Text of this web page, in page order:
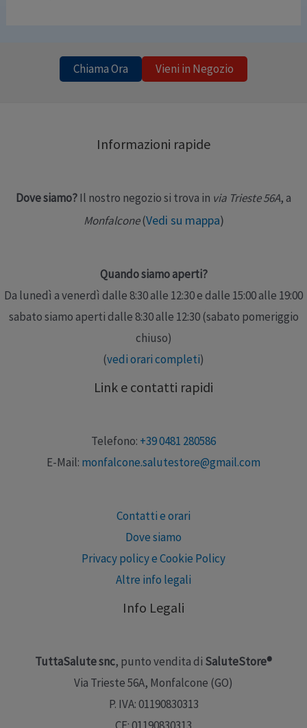
che permette di svolgere attività in acqua anche a chi
soffre di incontinenza urinaria o fecale. Si presenta
sigillatura, intorno …
Leggi altro »
Chiama Ora Vieni in Negozio
Informazioni rapide
Dove siamo?Il nostro negozio si trova in via Trieste 56A, a
Monfalcone(Vedi su mappa)
Quando siamo aperti?
Da lunedì a venerdì dalle 8:30 alle 12:30 e dalle 15:00 alle 19:00
sabato siamo aperti dalle 8:30 alle 12:30 (sabato pomeriggio
chiuso)
(vedi orari completi)
Link e contatti rapidi
Telefono: +39 0481 280586
E-Mail: monfalcone.salutestore@gmail.com
Contatti e orari
Dove siamo
Privacy policy e Cookie Policy
Altre info legali
Info Legali
TuttaSalute snc, punto vendita di SaluteStore®
Via Trieste 56A, Monfalcone (GO)
P. IVA: 01190830313